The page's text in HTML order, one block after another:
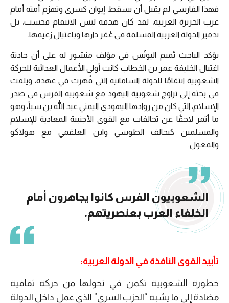
فهذا الفارسي لم يقبل أن يسقط إيوان كسرى وتهزم أمته أمام
عرب الجزيرة العربية، لقد كان هدفه ليس الانتقام فحسب، بل
تدمير الدولة العربية المسلمة في عُقر دارها وباغتيال زعيمها.
يؤكد الباحث تَميم اليونُس في مؤلف منشور له على أن حادثة
اغتيال الخليفة عمر بن الخطاب كانت أولى الأعمال العدائية للحركة
الشعوبية انتقامًا للدولة السامانية التي قُهرت في عهده، ويلفت
في بحثه إلى تزاوج شعوبية اليهود مع شعوبية الفرس في صدر
الإسلام، التي كان من روادها اليهودي اليمني عبد الله بن سبأ، وهو
ما أثمر لاحقًا عن تحالفات مع القوى الأجنبية المعادية للإسلام
والمسلمين كتحالف الطوسي وابن العلقمي مع هولاكو
والمغول.
الشعوبيون الفرس كانوا يجاهرون أمام
الخلفاء العرب بعنصريتهم.
تأييد القوى النافذة في الدولة العربية:
خطورة الشعوبية تكمن في تحولها من حركة ثقافية
مضادة إلى ما يشبه “الحزب السري” الذي عمل داخل الدولة